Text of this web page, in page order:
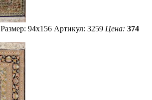
Размер: 94х156 Артикул: 3259 Цена: 374